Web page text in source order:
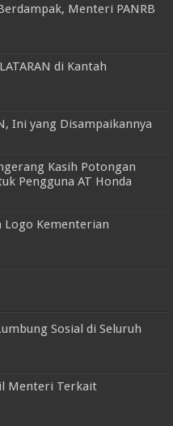
Menteri PANRB
di Kantah
Ini yang Disampaikannya
Kasih Potongan
Pengguna AT Honda
Logo Kementerian
Sosial di Seluruh
Menteri Terkait